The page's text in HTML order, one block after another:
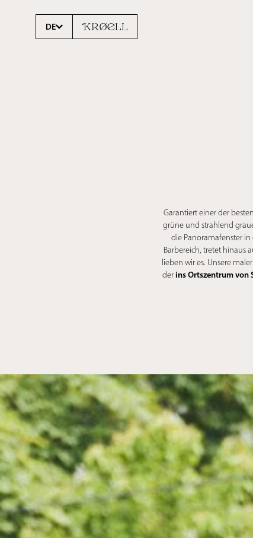
DE
Garantiert einer der
grüne und strahlend
die Panoramafenster
Barbereich, tretet hinaus
lieben wir es. Unsere
der ins Ortszentrum von